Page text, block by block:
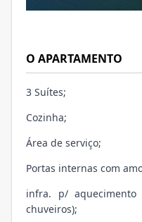
O APARTAMENTO
3 Suítes;
Cozinha;
Área de serviço;
Portas internas com
infra. p/
chuveiros);